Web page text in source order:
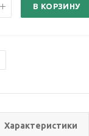
В КОРЗИНУ
Характеристики